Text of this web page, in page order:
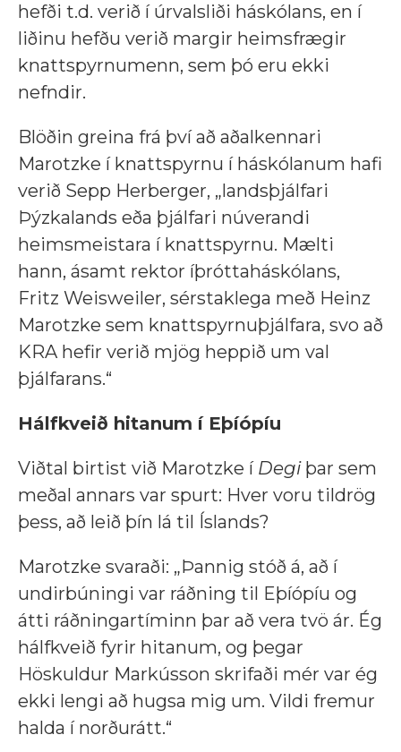
hefði t.d. verið í úrvalsliði háskólans, en í
liðinu hefðu verið margir heimsfrægir
knattspyrnumenn, sem þó eru ekki
nefndir.
Blöðin greina frá því að aðalkennari
Marotzke í knattspyrnu í háskólanum hafi
verið Sepp Herberger, „landsþjálfari
Þýzkalands eða þjálfari núverandi
heimsmeistara í knattspyrnu. Mælti
hann, ásamt rektor íþróttaháskólans,
Fritz Weisweiler, sérstaklega með Heinz
Marotzke sem knattspyrnuþjálfara, svo að
KRA hefir verið mjög heppið um val
þjálfarans.“
Hálfkveið hitanum í Eþíópíu
Viðtal birtist við Marotzke í Degiþar sem
meðal annars var spurt: Hver voru tildrög
þess, að leið þín lá til Íslands?
Marotzke svaraði: „Þannig stóð á, að í
undirbúningi var ráðning til Eþíópíu og
átti ráðningartíminn þar að vera tvö ár. Ég
hálfkveið fyrir hitanum, og þegar
Höskuldur Markússon skrifaði mér var ég
ekki lengi að hugsa mig um. Vildi fremur
halda í norðurátt.“